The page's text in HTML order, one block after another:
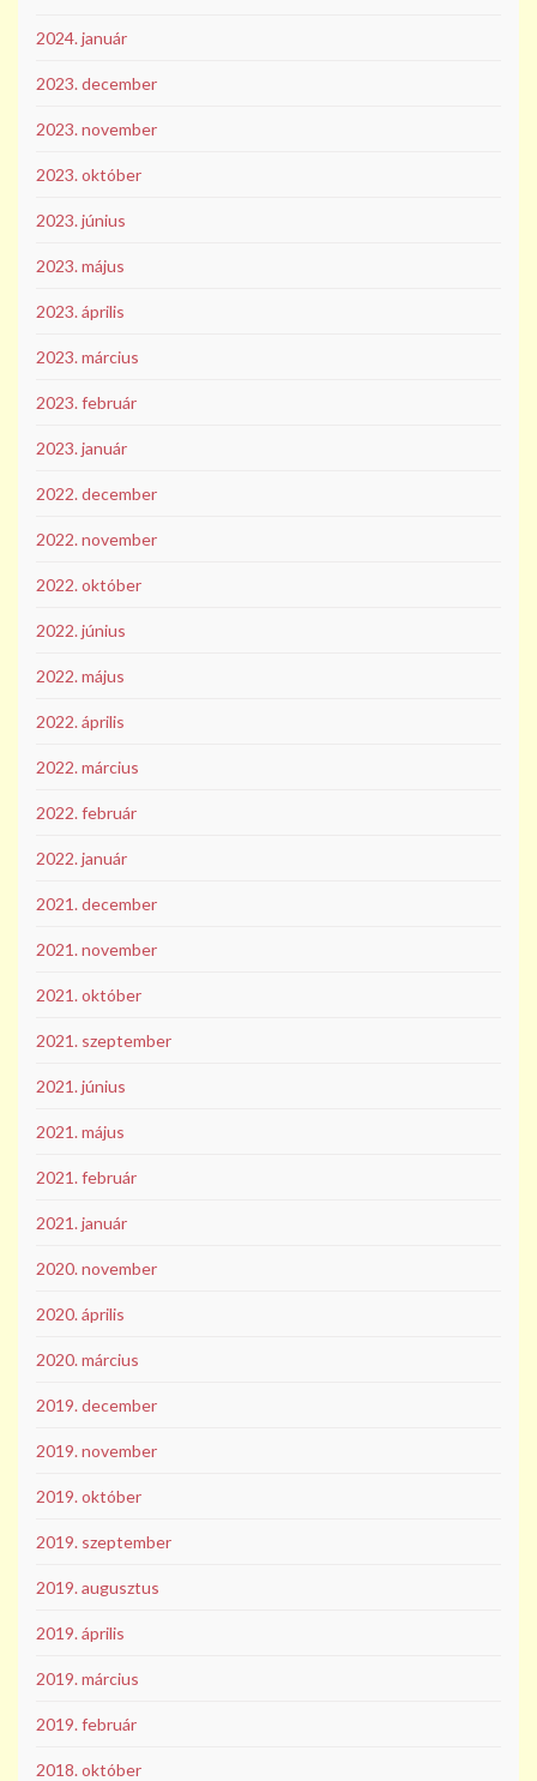
2024. január
2023. december
2023. november
2023. október
2023. június
2023. május
2023. április
2023. március
2023. február
2023. január
2022. december
2022. november
2022. október
2022. június
2022. május
2022. április
2022. március
2022. február
2022. január
2021. december
2021. november
2021. október
2021. szeptember
2021. június
2021. május
2021. február
2021. január
2020. november
2020. április
2020. március
2019. december
2019. november
2019. október
2019. szeptember
2019. augusztus
2019. április
2019. március
2019. február
2018. október